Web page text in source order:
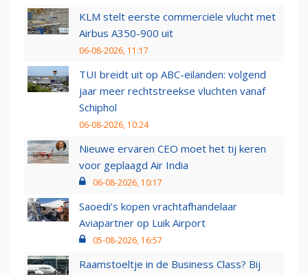
KLM stelt eerste commerciële vlucht met
Airbus A350-900 uit
06-08-2026, 11:17
TUI breidt uit op ABC-eilanden: volgend
jaar meer rechtstreekse vluchten vanaf
Schiphol
06-08-2026, 10:24
Nieuwe ervaren CEO moet het tij keren
voor geplaagd Air India
06-08-2026, 10:17
Saoedi’s kopen vrachtafhandelaar
Aviapartner op Luik Airport
05-08-2026, 16:57
Raamstoeltje in de Business Class? Bij